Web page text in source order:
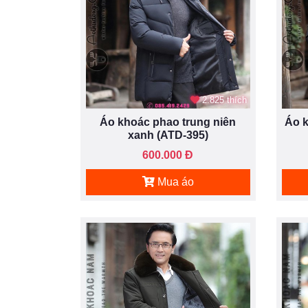
2.825 thích
Áo khoác phao trung niên
xanh (ATD-395)
600.000 Đ
Mua áo
Áo